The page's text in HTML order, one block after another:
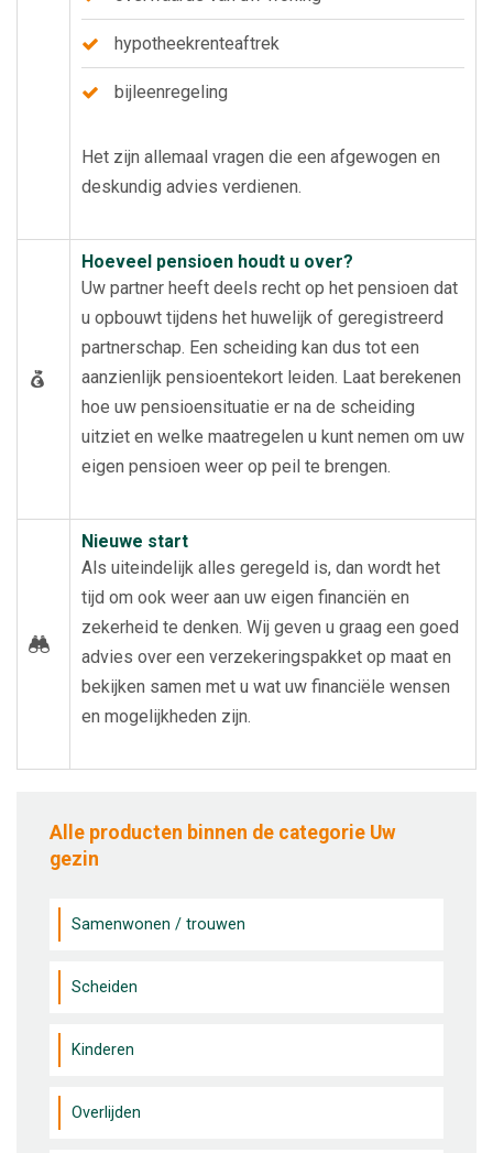
hypotheekrenteaftrek
bijleenregeling
Het zijn allemaal vragen die een afgewogen en
deskundig advies verdienen.
Hoeveel pensioen houdt u over?
Uw partner heeft deels recht op het pensioen dat
u opbouwt tijdens het huwelijk of geregistreerd
partnerschap. Een scheiding kan dus tot een
aanzienlijk pensioentekort leiden. Laat berekenen
hoe uw pensioensituatie er na de scheiding
uitziet en welke maatregelen u kunt nemen om uw
eigen pensioen weer op peil te brengen.
Nieuwe start
Als uiteindelijk alles geregeld is, dan wordt het
tijd om ook weer aan uw eigen financiën en
zekerheid te denken. Wij geven u graag een goed
advies over een verzekeringspakket op maat en
bekijken samen met u wat uw financiële wensen
en mogelijkheden zijn.
Alle producten binnen de categorie Uw
gezin
Samenwonen / trouwen
Scheiden
Kinderen
Overlijden